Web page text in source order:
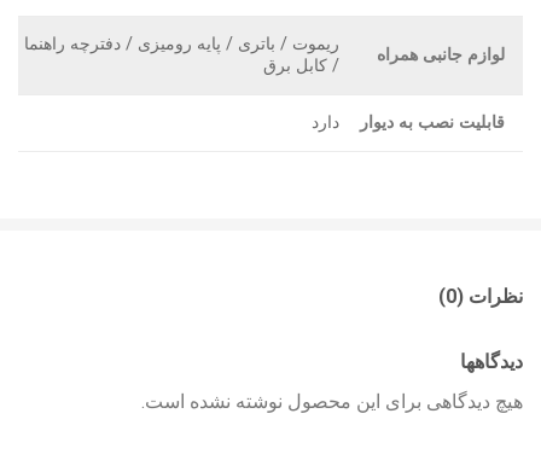
لوازم جانبی همراه
ریموت / باتری / پایه رومیزی / دفترچه راهنما
/ کابل برق
قابلیت نصب به دیوار دارد
نظرات (0)
دیدگاهها
هیچ دیدگاهی برای این محصول نوشته نشده است.